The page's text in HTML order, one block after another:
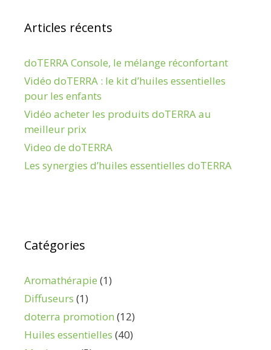
Articles récents
doTERRA Console, le mélange réconfortant
Vidéo doTERRA : le kit d’huiles essentielles
pour les enfants
Vidéo acheter les produits doTERRA au
meilleur prix
Video de doTERRA
Les synergies d’huiles essentielles doTERRA
Catégories
Aromathérapie (1)
Diffuseurs (1)
doterra promotion (12)
Huiles essentielles (40)